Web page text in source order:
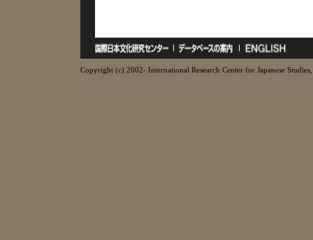
Copyright (c) 2002- International Research Center for Japanese